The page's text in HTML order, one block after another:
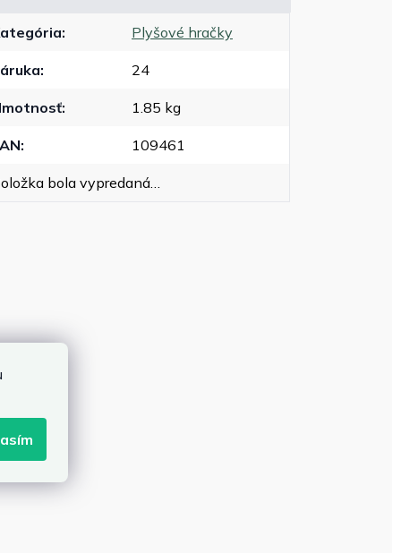
: Plyšové hračky
: 24
: 1.85 kg
: 109461
bola vypredaná…